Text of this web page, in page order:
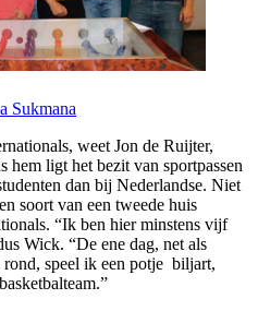
Sukmana
weet Jon de Ruijter,
hem ligt het bezit van sportpassen
dan bij Nederlandse. Niet
soort van een tweede huis
“Ik ben hier minstens vijf
Wick. “De ene dag, net als
rond, speel ik een potje biljart,